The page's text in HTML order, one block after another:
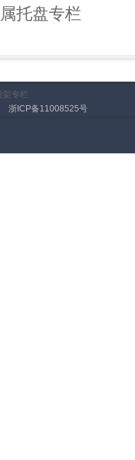
托盘专栏
架专栏
浙ICP备11008525号